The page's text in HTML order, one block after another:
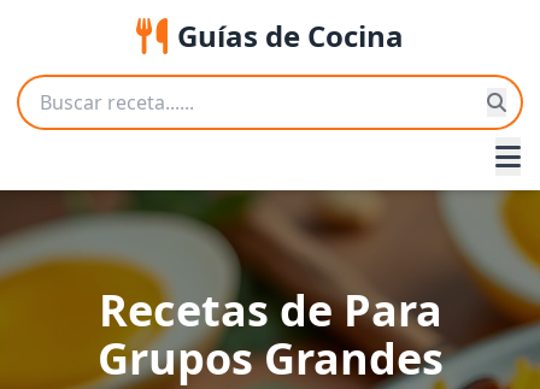
Guías de Cocina
Recetas de Para
Grupos Grandes